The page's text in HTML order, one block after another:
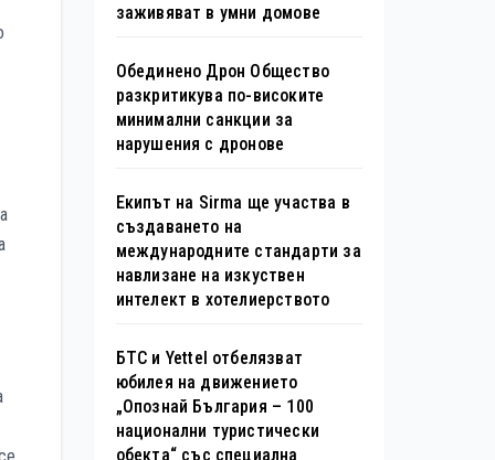
заживяват в умни домове
Обединено Дрон Общество
разкритикува по-високите
минимални санкции за
нарушения с дронове
Екипът на Sirma ще участва в
създаването на
международните стандарти за
навлизане на изкуствен
интелект в хотелиерството
БТС и Yettel отбелязват
юбилея на движението
„Опознай България – 100
национални туристически
обекта“ със специална